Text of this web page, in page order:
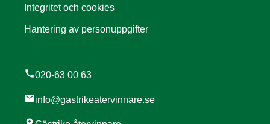
Integritet och cookies
Hantering av personuppgifter
call020-63 00 63
mailinfo@gastrikeatervinnare.se